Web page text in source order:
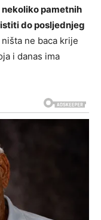
pametnih
do posljednjeg
ne baca krije
i danas ima